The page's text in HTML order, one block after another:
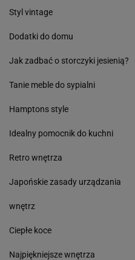
Styl vintage
Dodatki do domu
Jak zadbać o storczyki jesienią?
Tanie meble do sypialni
Hamptons style
Idealny pomocnik do kuchni
Retro wnętrza
Japońskie zasady urządzania
wnętrz
Ciepłe koce
Najpiękniejsze wnętrza